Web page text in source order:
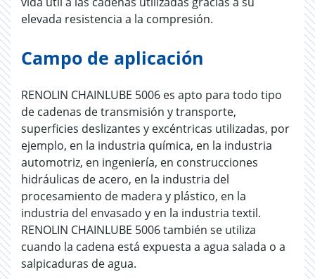
elevada resistencia a la compresión.
Campo de aplicación
RENOLIN CHAINLUBE 5006 es apto para todo tipo
de cadenas de transmisión y transporte,
superficies deslizantes y excéntricas utilizadas, por
ejemplo, en la industria química, en la industria
automotriz, en ingeniería, en construcciones
hidráulicas de acero, en la industria del
procesamiento de madera y plástico, en la
industria del envasado y en la industria textil.
RENOLIN CHAINLUBE 5006 también se utiliza
cuando la cadena está expuesta a agua salada o a
salpicaduras de agua.